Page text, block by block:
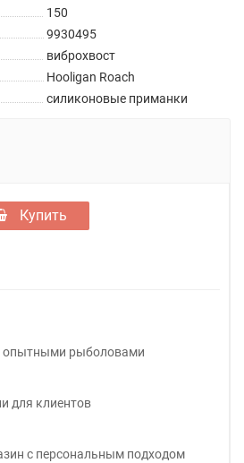
150
9930495
виброхвост
Hooligan Roach
силиконовые приманки
Купить
опытными рыболовами
для клиентов
с персональным подходом